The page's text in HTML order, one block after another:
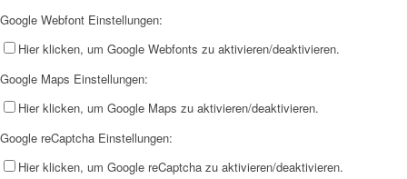
Google Webfont Einstellungen:
Hier klicken, um Google Webfonts zu aktivieren/deaktivieren.
Google Maps Einstellungen:
Hier klicken, um Google Maps zu aktivieren/deaktivieren.
Google reCaptcha Einstellungen:
Hier klicken, um Google reCaptcha zu aktivieren/deaktivieren.